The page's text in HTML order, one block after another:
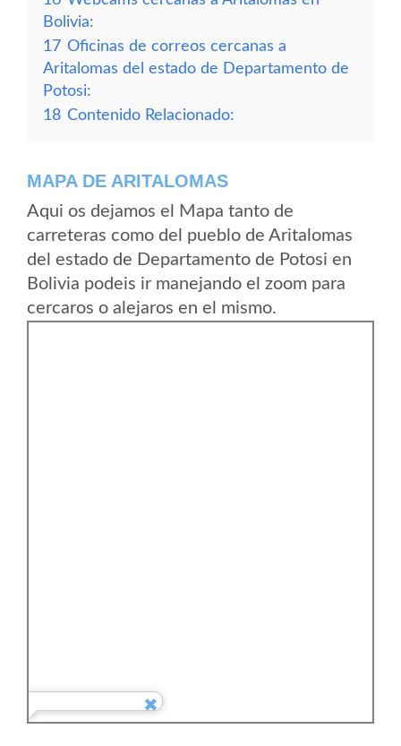
Bolivia:
17 Oficinas de correos cercanas a
Aritalomas del estado de Departamento de
Potosi:
18 Contenido Relacionado:
MAPA DE ARITALOMAS
Aqui os dejamos el Mapa tanto de
carreteras como del pueblo de Aritalomas
del estado de Departamento de Potosi en
Bolivia podeis ir manejando el zoom para
cercaros o alejaros en el mismo.